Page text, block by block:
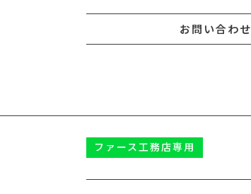
お問い合わせ
ファース工務店専用